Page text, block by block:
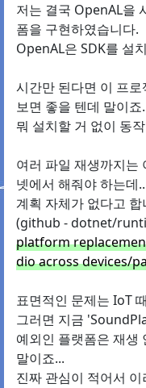
저는 결국 OpenAL을
폼을 구현하였습니다.
OpenAL은 SDK를 설
시간만 된다면 이 프
보면 좋을 텐데 말이죠
뭐 설치할 거 없이 동
여러 파일 재생까지는
넷에서 해줘야 하는데
계획 자체가 없다고 합
(github - dotnet/
platform
dio across devices/
표면적인 문제는 IoT
그러면 지금
예외인 플랫폼은 재생
말이죠...
진짜 관심이 적어서 이